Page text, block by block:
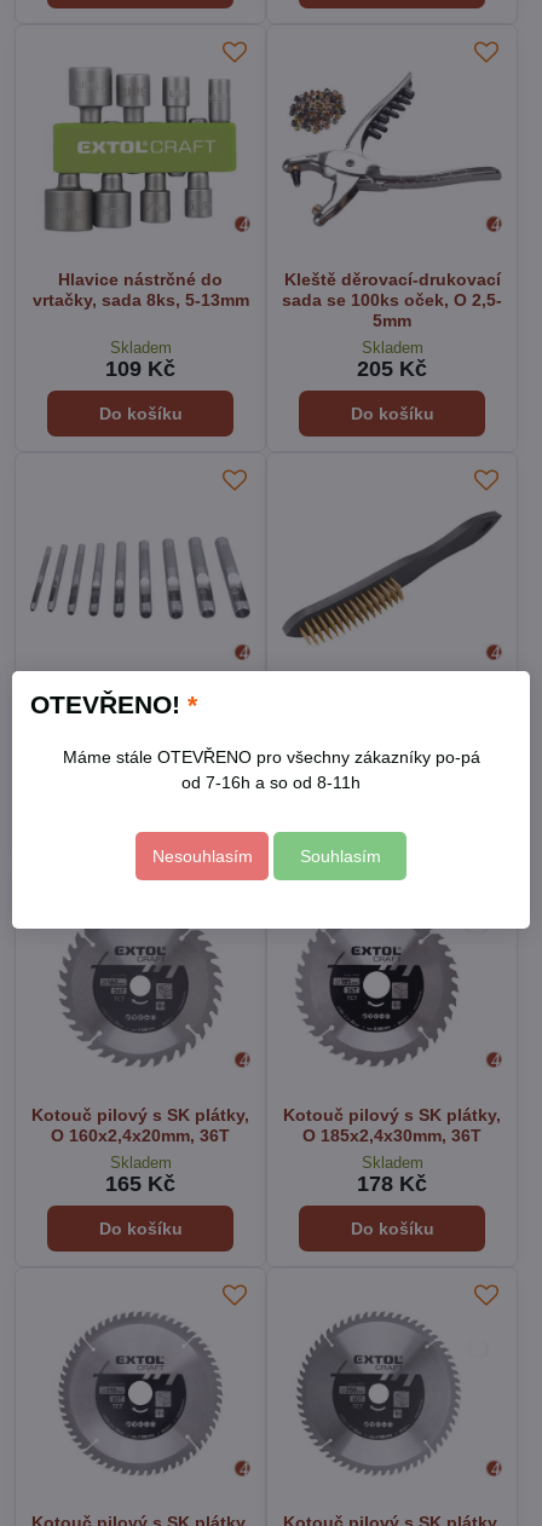
Hlavice nástrčné do
vrtačky, sada 8ks, 5-13mm
Skladem
109 Kč
Do košíku
Kleště děrovací-drukovací
sada se 100ks oček, O 2,5-
5mm
Skladem
205 Kč
Do košíku
Děrovač kůže, sada 9ks,
Skladem Skladem
Kotouč pilový s SK plátky,
O 160x2,4x20mm, 36T
Skladem
165 Kč
Do košíku
Kotouč pilový s SK plátky,
O 185x2,4x30mm, 36T
Skladem
178 Kč
Do košíku
OTEVŘENO! *
Máme stále OTEVŘENO pro všechny zákazníky po-pá
od 7-16h a so od 8-11h
Nesouhlasím Souhlasím